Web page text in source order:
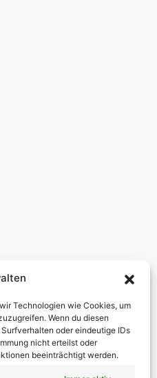
Technologien wie Cookies, um
Wenn du diesen
oder eindeutige IDs
nicht erteilst oder
beeinträchtigt werden.